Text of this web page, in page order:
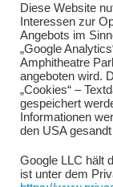
Diese Website
Interessen zur
Angebots im
„Google
Amphitheatre
angeboten wird.
„Cookies“ –
gespeichert
Informationen
den USA
Google LLC hält
ist unter dem